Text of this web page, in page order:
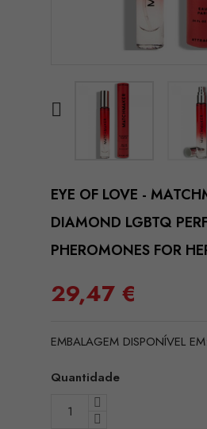

EYE OF LOVE -
DIAMOND LGBTQ
PHEROMONES FOR
29,47 €
EMBALAGEM DISPONÍVEL
Quantidade